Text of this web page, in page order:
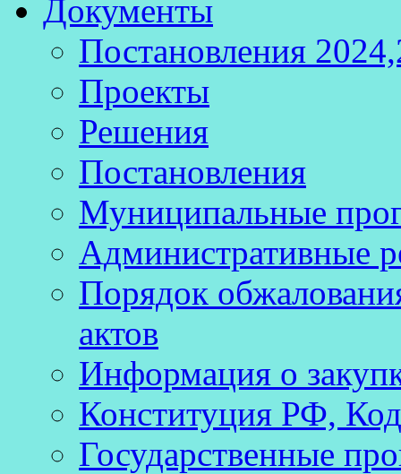
Документы
Постановления
Проекты
Решения
Постановления
Муниципальные
Административные
Порядок
актов
Информация о
Конституция РФ,
Государственные